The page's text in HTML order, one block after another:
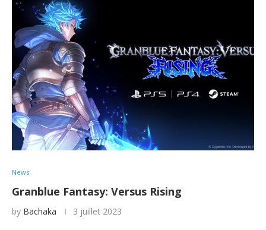
News
Granblue Fantasy: Versus Rising
by Bachaka 3 juillet 2023